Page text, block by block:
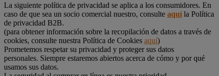
La siguiente política de privacidad se aplica a los consumidores. En
caso de que sea un socio comercial nuestro, consulte aquíla Política
de privacidad B2B.
(para obtener información sobre la recopilación de datos a través de
cookies, consulte nuestra Política de Cookies aquí)
Prometemos respetar su privacidad y proteger sus datos
personales. Siempre estaremos abiertos acerca de cómo y por qué
usamos sus datos.